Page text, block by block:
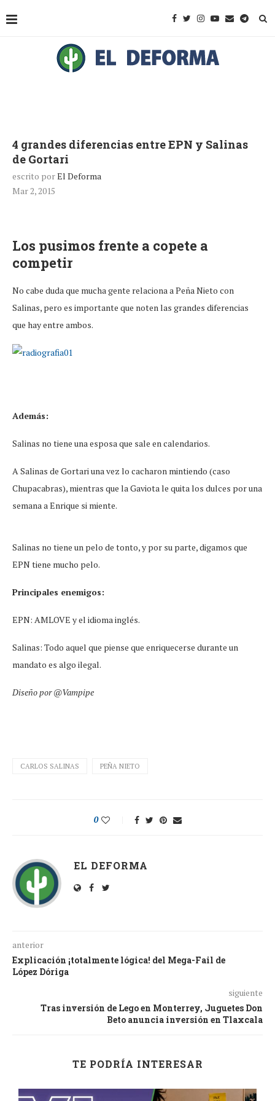
4 grandes diferencias entre EPN y Salinas
de Gortari
escrito porEl Deforma
Mar 2, 2015
Los pusimos frente a copete a
competir
No cabe duda que mucha gente relaciona a Peña Nieto con
Salinas, pero es importante que noten las grandes diferencias
que hay entre ambos.
Además:
Salinas no tiene una esposa que sale en calendarios.
A Salinas de Gortari una vez lo cacharon mintiendo (caso
Chupacabras), mientras que la Gaviota le quita los dulces por una
semana a Enrique si miente.
Salinas no tiene un pelo de tonto, y por su parte, digamos que
EPN tiene mucho pelo.
Principales enemigos:
EPN: AMLOVE y el idioma inglés.
Salinas: Todo aquel que piense que enriquecerse durante un
mandato es algo ilegal.
Diseño por @Vampipe
CARLOS SALINAS PEÑA NIETO
0
EL DEFORMA
anterior
Explicación ¡totalmente lógica! del Mega-Fail de
López Dóriga
siguiente
Tras inversión de Lego en Monterrey, Juguetes Don
Beto anuncia inversión en Tlaxcala
TE PODRÍA INTERESAR